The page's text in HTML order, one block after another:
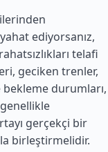
ediyorsanız,
telafi
geciken trenler,
bekleme durumları,
gerçekçi bir
birleştirmelidir.